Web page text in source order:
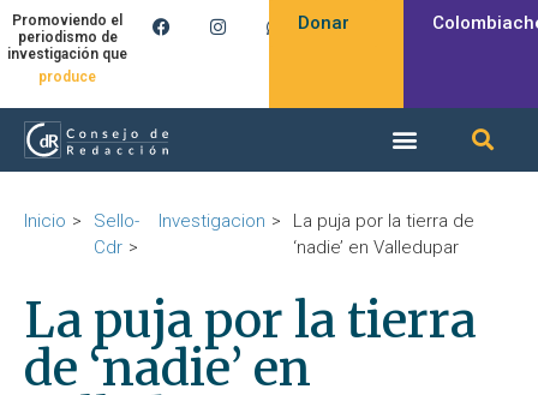
Promoviendo el
periodismo de
investigación que
inspira
Donar
Inicio
Sello-
Cdr
Investigacion
La puja por la tierra de
‘nadie’ en Valledupar
La puja por la tierra
de ‘nadie’ en